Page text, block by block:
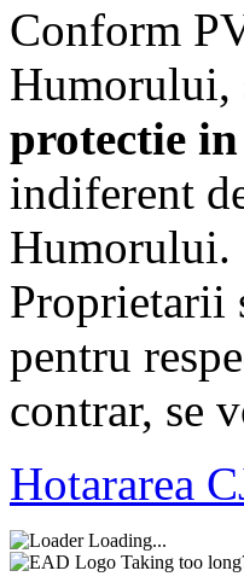
Conform
Humorului,
protectie
indiferent
Humorului.
Proprietarii
pentru
contrar, se
Hotararea
Loading...
Taking too